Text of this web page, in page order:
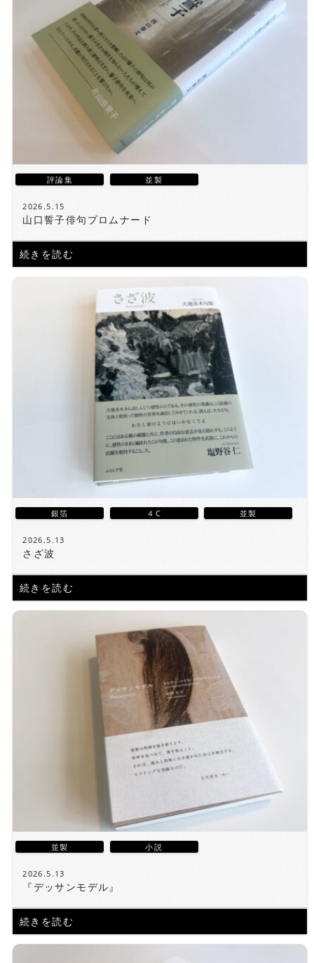
評論集 並製
2026.5.15
山口誓子俳句プロムナード
続きを読む
銀箔 ４C 並製
2026.5.13
さざ波
続きを読む
並製 小説
2026.5.13
『デッサンモデル』
続きを読む